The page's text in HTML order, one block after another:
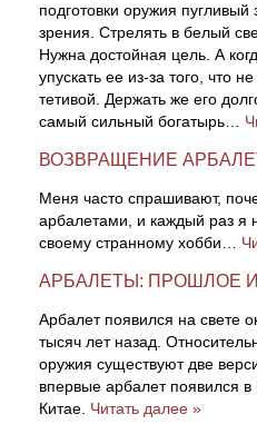
подготовки оружия пугливый
зрения. Стрелять в белый
Нужна достойная цель. А
упускать ее из-за того, что
тетивой. Держать же его
самый сильный богатырь…
ВОЗВРАЩЕНИЕ
Меня часто спрашивают,
арбалетами, и каждый раз я
своему странному хобби…
АРБАЛЕТЫ: ПРОШЛОЕ
Арбалет появился на свете
тысяч лет назад.
оружия существуют две
впервые арбалет появился
Китае. Читать далее »